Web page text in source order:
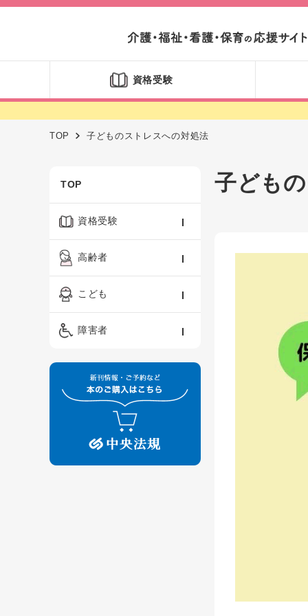
資格受験
TOP 子どものストレスへの対処法
TOP
資格受験
ケアマネジャー
精神保健福祉士
保育士
高齢者
認知症ケア・介護技術
ーシャルワーク
看護
制度
こども
保育・教育／発達障害
障害者
障害者支援・福祉
子ども